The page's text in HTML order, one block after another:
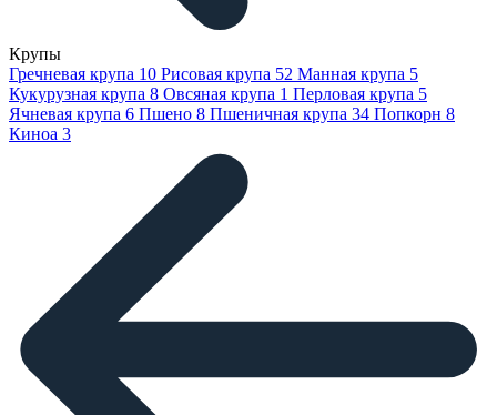
Крупы
Гречневая крупа 10 Рисовая крупа 52 Манная крупа 5
Кукурузная крупа 8 Овсяная крупа 1 Перловая крупа 5
Ячневая крупа 6 Пшено 8 Пшеничная крупа 34 Попкорн 8
Киноа 3